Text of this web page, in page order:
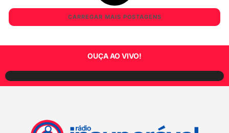
CARREGAR MAIS POSTAGENS
OUÇA AO VIVO!